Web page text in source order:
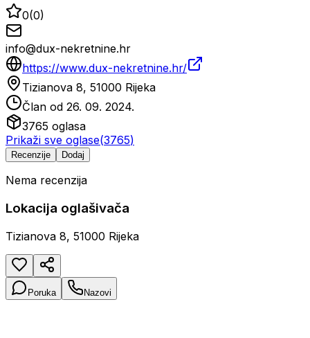
0(0)
info@dux-nekretnine.hr
https://www.dux-nekretnine.hr/
Tizianova 8, 51000 Rijeka
Član od 26. 09. 2024.
3765 oglasa
Prikaži sve oglase(3765)
Recenzije Dodaj
Nema recenzija
Lokacija oglašivača
Tizianova 8, 51000 Rijeka
Poruka Nazovi